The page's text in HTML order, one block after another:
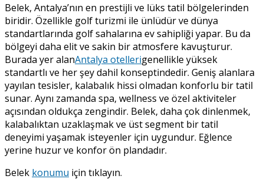
Belek, Antalya’nın en prestijli ve lüks tatil bölgelerinden
biridir. Özellikle golf turizmi ile ünlüdür ve dünya
standartlarında golf sahalarına ev sahipliği yapar. Bu da
bölgeyi daha elit ve sakin bir atmosfere kavuşturur.
Burada yer alanAntalya otellerigenellikle yüksek
standartlı ve her şey dahil konseptindedir. Geniş alanlara
yayılan tesisler, kalabalık hissi olmadan konforlu bir tatil
sunar. Aynı zamanda spa, wellness ve özel aktiviteler
açısından oldukça zengindir. Belek, daha çok dinlenmek,
kalabalıktan uzaklaşmak ve üst segment bir tatil
deneyimi yaşamak isteyenler için uygundur. Eğlence
yerine huzur ve konfor ön plandadır.
Belek konumu için tıklayın.